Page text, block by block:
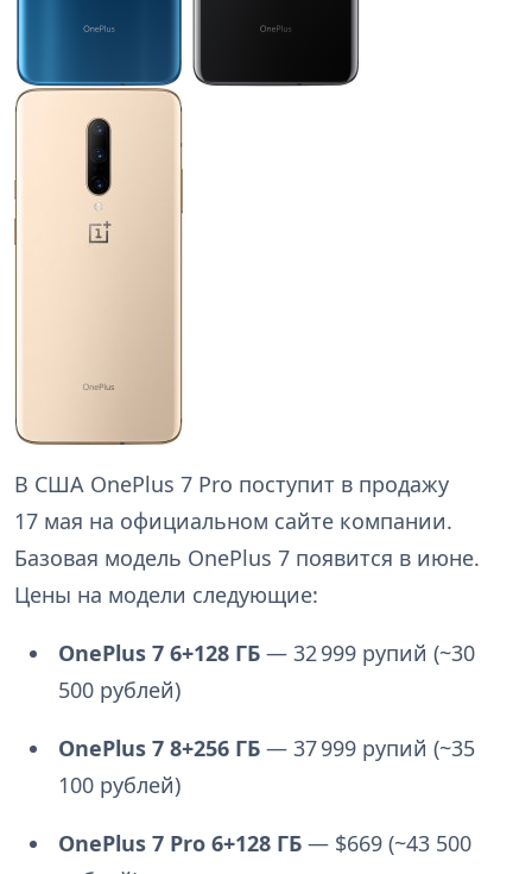
В США OnePlus 7 Pro поступит в продажу
17 мая на официальном сайте компании.
Базовая модель OnePlus 7 появится в июне.
Цены на модели следующие:
OnePlus 7 6+128 ГБ— 32 999 рупий (~30
500 рублей)
OnePlus 7 8+256 ГБ— 37 999 рупий (~35
100 рублей)
OnePlus 7 Pro 6+128 ГБ— $669 (~43 500